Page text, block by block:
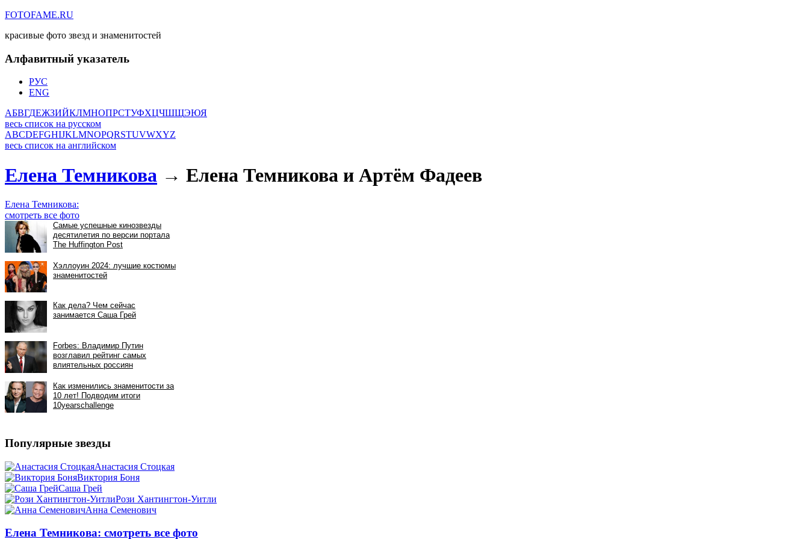
FOTOFAME.RU
красивые фото звезд и знаменитостей
Алфавитный указатель
РУС
ENG
АБВГДЕЖЗИЙКЛМНОПРСТУФХЦЧШЩЭЮЯ
весь список на русском
ABCDEFGHIJKLMNOPQRSTUVWXYZ
весь список на английском
Елена Темникова → Елена Темникова и Артём Фадеев
Елена Темникова:
смотреть все фото
Популярные звезды
Анастасия Стоцкая
Виктория Боня
Саша Грей
Рози Хантингтон-Уитли
Анна Семенович
Елена Темникова: смотреть все фото